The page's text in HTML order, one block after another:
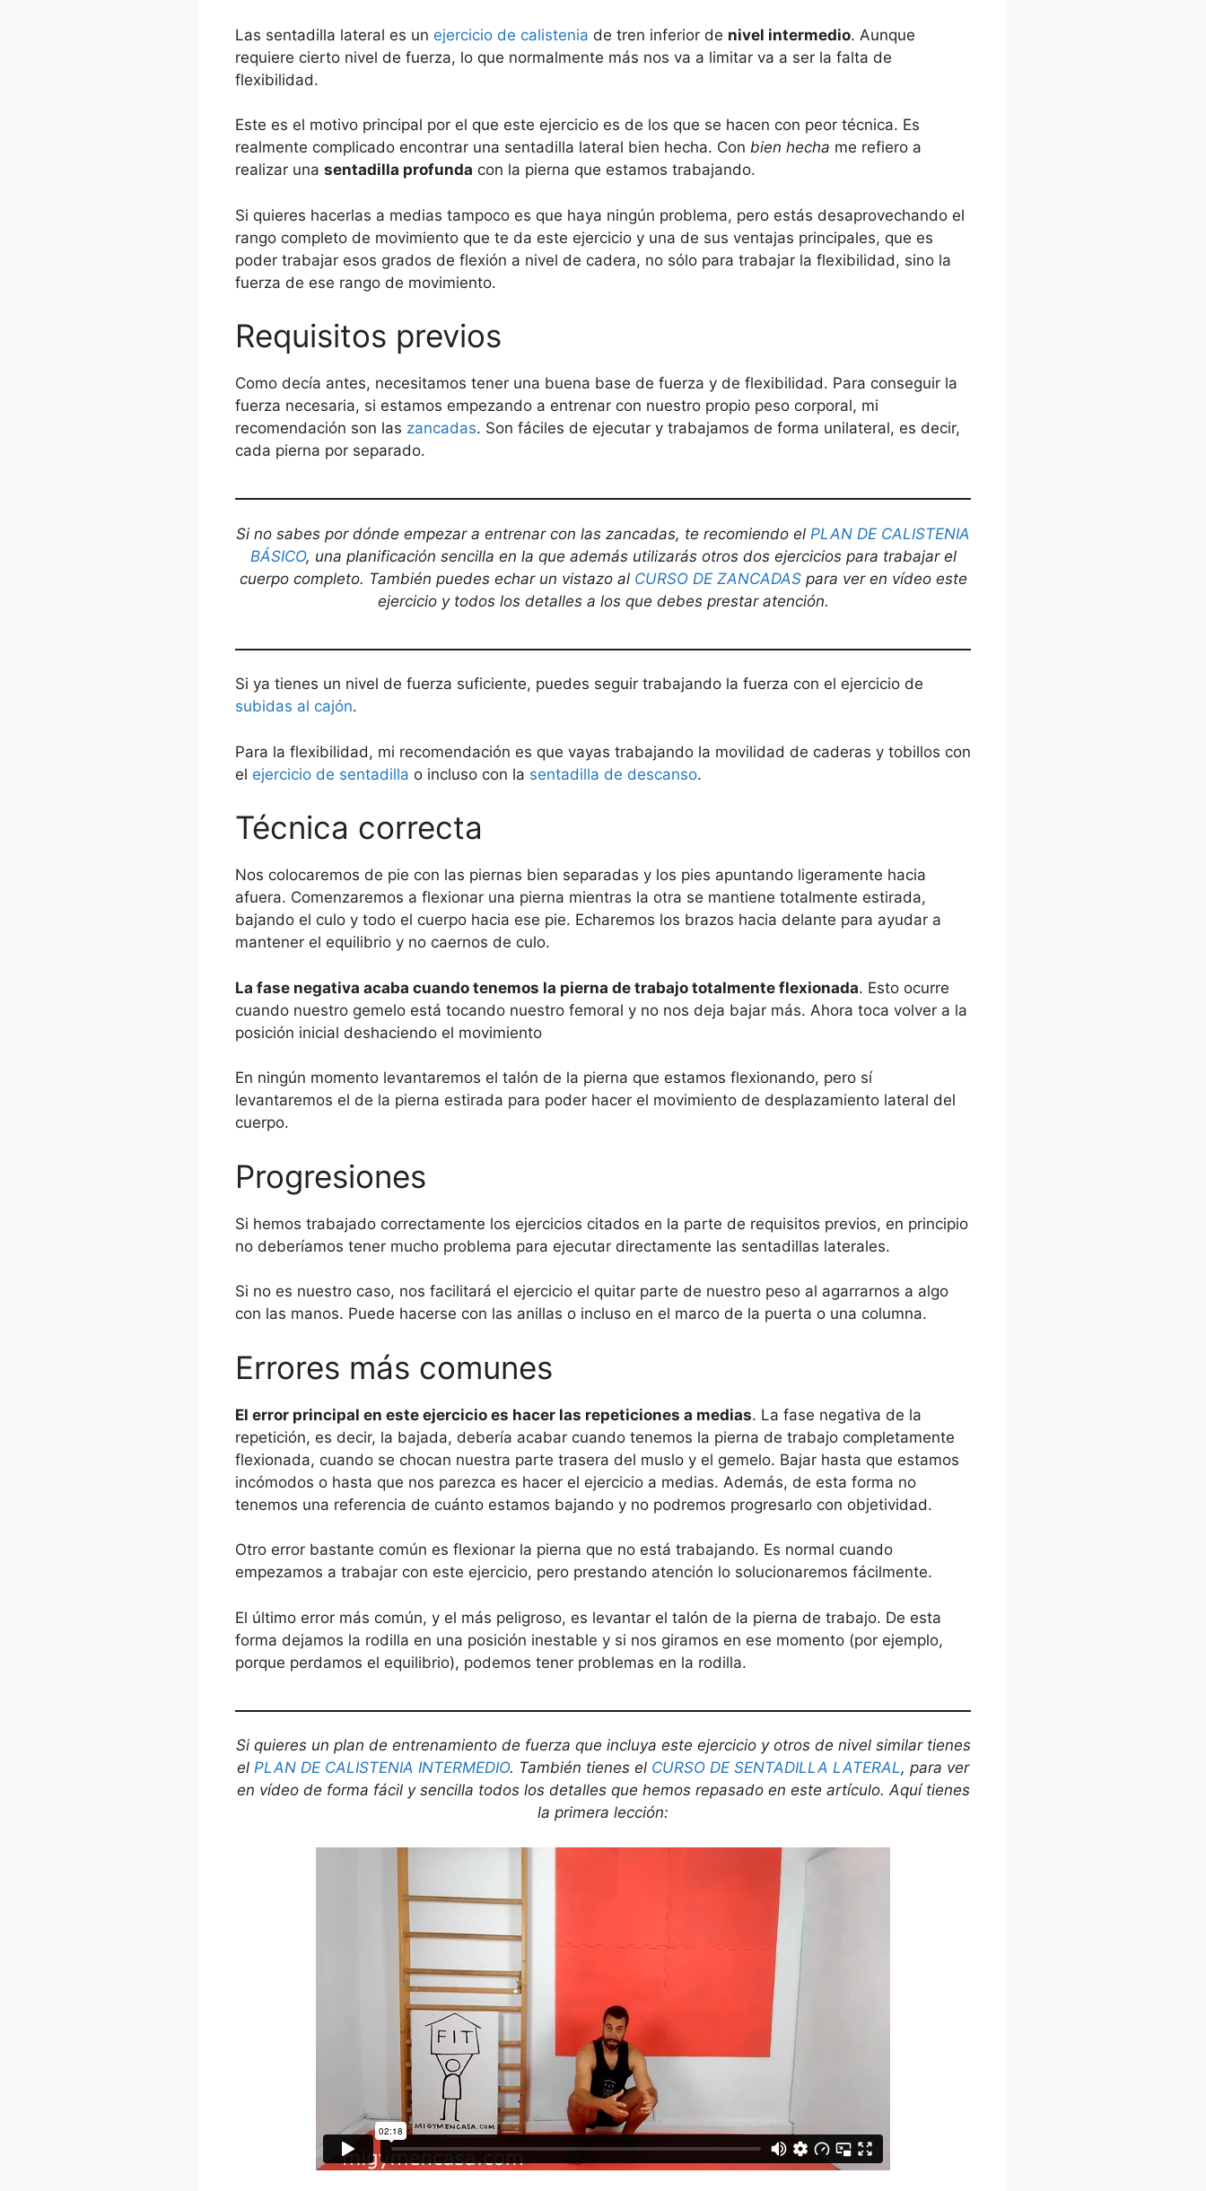
aumentar
o
volumen.
Las sentadilla lateral es un ejercicio de calistenia de tren inferior de nivel intermedio. Aunque
requiere cierto nivel de fuerza, lo que normalmente más nos va a limitar va a ser la falta de
flexibilidad.
Este es el motivo principal por el que este ejercicio es de los que se hacen con peor técnica. Es
realmente complicado encontrar una sentadilla lateral bien hecha. Con bien hecha me refiero a
realizar una sentadilla profunda con la pierna que estamos trabajando.
Si quieres hacerlas a medias tampoco es que haya ningún problema, pero estás desaprovechando el
rango completo de movimiento que te da este ejercicio y una de sus ventajas principales, que es
poder trabajar esos grados de flexión a nivel de cadera, no sólo para trabajar la flexibilidad, sino la
fuerza de ese rango de movimiento.
Requisitos previos
Como decía antes, necesitamos tener una buena base de fuerza y de flexibilidad. Para conseguir la
fuerza necesaria, si estamos empezando a entrenar con nuestro propio peso corporal, mi
recomendación son las zancadas. Son fáciles de ejecutar y trabajamos de forma unilateral, es decir,
cada pierna por separado.
Si no sabes por dónde empezar a entrenar con las zancadas, te recomiendo el PLAN DE CALISTENIA
BÁSICO, una planificación sencilla en la que además utilizarás otros dos ejercicios para trabajar el
cuerpo completo. También puedes echar un vistazo al CURSO DE ZANCADASpara ver en vídeo este
ejercicio y todos los detalles a los que debes prestar atención.
Si ya tienes un nivel de fuerza suficiente, puedes seguir trabajando la fuerza con el ejercicio de
subidas al cajón.
Para la flexibilidad, mi recomendación es que vayas trabajando la movilidad de caderas y tobillos con
el ejercicio de sentadilla o incluso con la sentadilla de descanso.
Técnica correcta
Nos colocaremos de pie con las piernas bien separadas y los pies apuntando ligeramente hacia
afuera. Comenzaremos a flexionar una pierna mientras la otra se mantiene totalmente estirada,
bajando el culo y todo el cuerpo hacia ese pie. Echaremos los brazos hacia delante para ayudar a
mantener el equilibrio y no caernos de culo.
La fase negativa acaba cuando tenemos la pierna de trabajo totalmente flexionada. Esto ocurre
cuando nuestro gemelo está tocando nuestro femoral y no nos deja bajar más. Ahora toca volver a la
posición inicial deshaciendo el movimiento
En ningún momento levantaremos el talón de la pierna que estamos flexionando, pero sí
levantaremos el de la pierna estirada para poder hacer el movimiento de desplazamiento lateral del
cuerpo.
Progresiones
Si hemos trabajado correctamente los ejercicios citados en la parte de requisitos previos, en principio
no deberíamos tener mucho problema para ejecutar directamente las sentadillas laterales.
Si no es nuestro caso, nos facilitará el ejercicio el quitar parte de nuestro peso al agarrarnos a algo
con las manos. Puede hacerse con las anillas o incluso en el marco de la puerta o una columna.
Errores más comunes
El error principal en este ejercicio es hacer las repeticiones a medias. La fase negativa de la
repetición, es decir, la bajada, debería acabar cuando tenemos la pierna de trabajo completamente
flexionada, cuando se chocan nuestra parte trasera del muslo y el gemelo. Bajar hasta que estamos
incómodos o hasta que nos parezca es hacer el ejercicio a medias. Además, de esta forma no
tenemos una referencia de cuánto estamos bajando y no podremos progresarlo con objetividad.
Otro error bastante común es flexionar la pierna que no está trabajando. Es normal cuando
empezamos a trabajar con este ejercicio, pero prestando atención lo solucionaremos fácilmente.
El último error más común, y el más peligroso, es levantar el talón de la pierna de trabajo. De esta
forma dejamos la rodilla en una posición inestable y si nos giramos en ese momento (por ejemplo,
porque perdamos el equilibrio), podemos tener problemas en la rodilla.
Si quieres un plan de entrenamiento de fuerza que incluya este ejercicio y otros de nivel similar tienes
el PLAN DE CALISTENIA INTERMEDIO. También tienes el CURSO DE SENTADILLA LATERAL, para ver
en vídeo de forma fácil y sencilla todos los detalles que hemos repasado en este artículo. Aquí tienes
la primera lección: